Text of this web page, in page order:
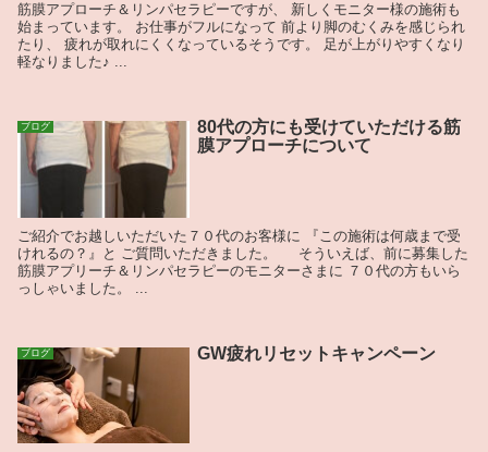
筋膜アプローチ＆リンパセラピーですが、 新しくモニター様の施術も
始まっています。 お仕事がフルになって 前より脚のむくみを感じられ
たり、 疲れが取れにくくなっているそうです。 足が上がりやすくなり
軽なりました♪ ...
ブログ
80代の方にも受けていただける筋
膜アプローチについて
ご紹介でお越しいただいた７０代のお客様に 『この施術は何歳まで受
けれるの？』と ご質問いただきました。 そういえば、前に募集した
筋膜アプリーチ＆リンパセラピーのモニターさまに ７０代の方もいら
っしゃいました。 ...
ブログ GW疲れリセットキャンペーン